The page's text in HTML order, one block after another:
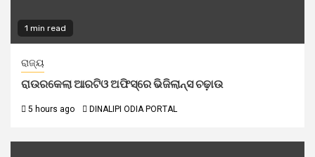
1 min read
ରାଜ୍ୟ
ରାଉରକେଲା ଆରଟିଓ ଅଫିସ୍‌ରେ ଭିଜିଲାନ୍ସ ଚଢ଼ାଉ
5 hours ago DINALIPI ODIA PORTAL